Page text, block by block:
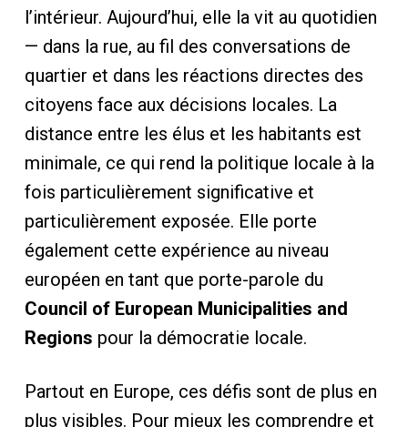
l’intérieur. Aujourd’hui, elle la vit au quotidien
— dans la rue, au fil des conversations de
quartier et dans les réactions directes des
citoyens face aux décisions locales. La
distance entre les élus et les habitants est
minimale, ce qui rend la politique locale à la
fois particulièrement significative et
particulièrement exposée. Elle porte
également cette expérience au niveau
européen en tant que porte-parole du
Council of European Municipalities and
Regions pour la démocratie locale.
Partout en Europe, ces défis sont de plus en
plus visibles. Pour mieux les comprendre et